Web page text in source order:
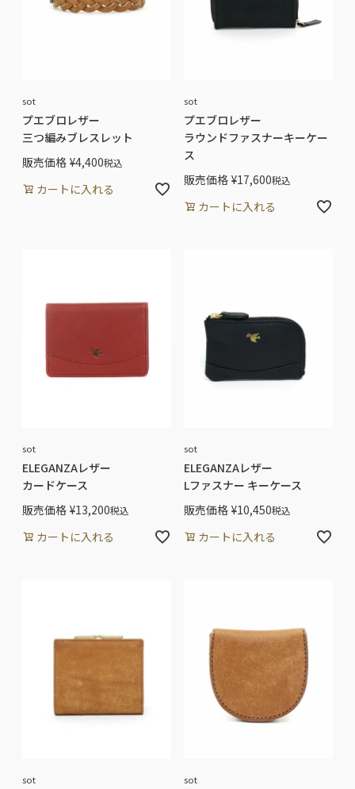
sot
プエブロレザー
三つ編みブレスレット
販売価格 ¥4,400税込
カートに入れる
sot
プエブロレザー
ラウンドファスナーキーケー
ス
販売価格 ¥17,600税込
カートに入れる
sot
ELEGANZAレザー
カードケース
販売価格 ¥13,200税込
カートに入れる
sot
ELEGANZAレザー
Lファスナー キーケース
販売価格 ¥10,450税込
カートに入れる
sot sot